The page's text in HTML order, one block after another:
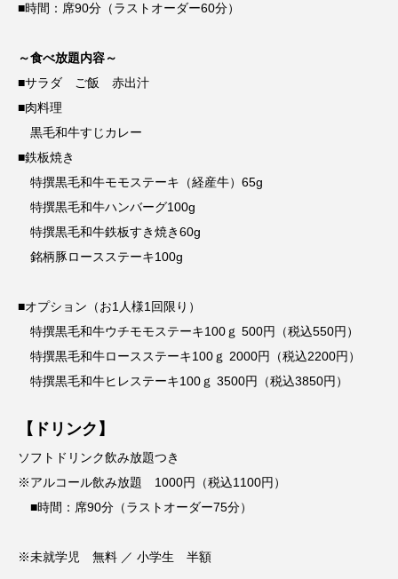
■時間：席90分（ラストオーダー60分）
～食べ放題内容～
■サラダ ご飯 赤出汁
■肉料理
黒毛和牛すじカレー
■鉄板焼き
特撰黒毛和牛モモステーキ（経産牛）65g
特撰黒毛和牛ハンバーグ100g
特撰黒毛和牛鉄板すき焼き60g
銘柄豚ロースステーキ100g
■オプション（お1人様1回限り）
特撰黒毛和牛ウチモモステーキ100ｇ 500円（税込550円）
特撰黒毛和牛ロースステーキ100ｇ 2000円（税込2200円）
特撰黒毛和牛ヒレステーキ100ｇ 3500円（税込3850円）
【ドリンク】
ソフトドリンク飲み放題つき
※アルコール飲み放題 1000円（税込1100円）
■時間：席90分（ラストオーダー75分）
※未就学児 無料 ／ 小学生 半額